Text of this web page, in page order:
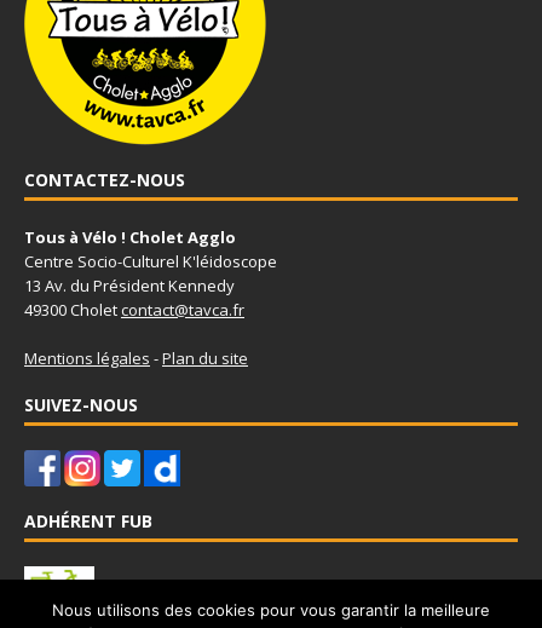
CONTACTEZ-NOUS
Tous à Vélo ! Cholet Agglo
Centre Socio-Culturel K'léidoscope
13 Av. du Président Kennedy
49300 Choletcontact@tavca.fr
Mentions légales -Plan du site
SUIVEZ-NOUS
ADHÉRENT FUB
Nous utilisons des cookies pour vous garantir la meilleure